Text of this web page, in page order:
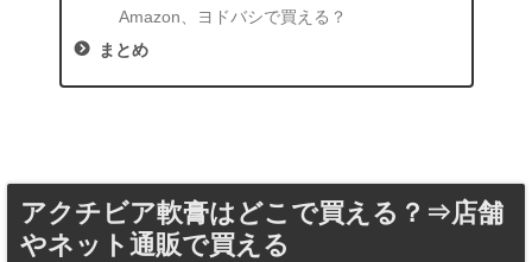
Amazon、ヨドバシで買える？
まとめ
アクチビア軟膏はどこで買える？⇒店舗
やネット通販で買える